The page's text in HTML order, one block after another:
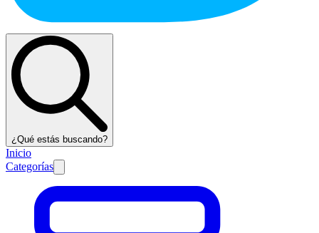
¿Qué estás buscando?
Inicio
Categorías